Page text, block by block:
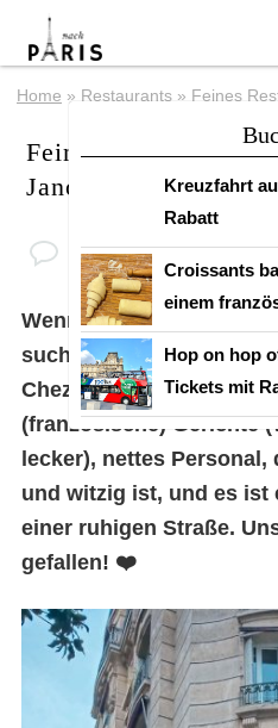
Kreuzfahrt
Rabatt
Croissants
einem
Hop on hop
Tickets mit
Home » Restaurants » Feines
Feines Restaurant
Janou
Wenn du ein nettes
suchst, habe ich einen
Chez Janou! 😍 Sie
(französische) Gerichte
lecker), nettes
und witzig ist, und es ist
einer ruhigen Straße.
gefallen! ❤️